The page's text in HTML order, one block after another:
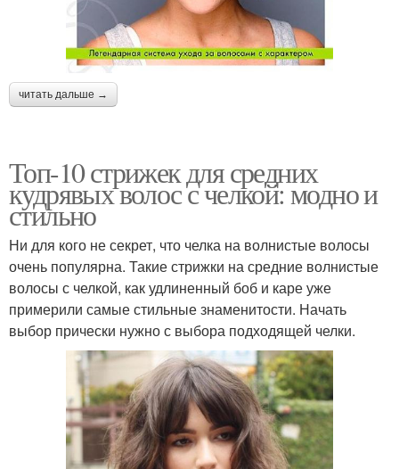
читать дальше →
Топ-10 стрижек для средних
кудрявых волос с челкой: модно и
стильно
Ни для кого не секрет, что челка на волнистые волосы
очень популярна. Такие стрижки на средние волнистые
волосы с челкой, как удлиненный боб и каре уже
примерили самые стильные знаменитости. Начать
выбор прически нужно с выбора подходящей челки.